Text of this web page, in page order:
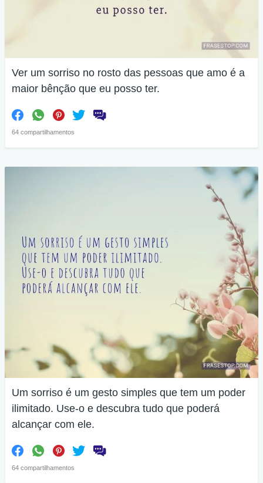
Ver um sorriso no rosto das pessoas que amo é a
maior bênção que eu posso ter.
64 compartilhamentos
Um sorriso é um gesto simples que tem um poder
ilimitado. Use-o e descubra tudo que poderá
alcançar com ele.
64 compartilhamentos